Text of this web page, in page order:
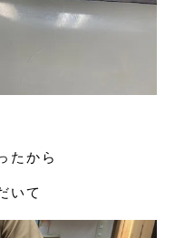
たから
いて